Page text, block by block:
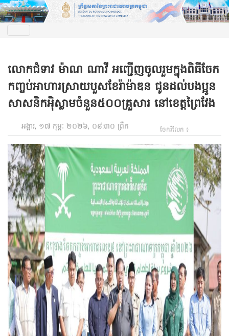
លោកជំទាវ ម៉ាណ ណាវី អញ្ជើញចូលរួមក្នុងពិធីចែក
កញ្ចប់អាហារស្រាយបួសខែរ៉ាម៉ាឌន ជូនដល់បងប្អូន
សាសនិកអ៉ិស្លាមចំនួន៥០០គ្រួសារ នៅខេត្តព្រៃវែង
អង្គារ, ១៧ កុម្ភៈ ២០២៦, ០៨:៣០ ព្រឹក ចែករំលែក ៖